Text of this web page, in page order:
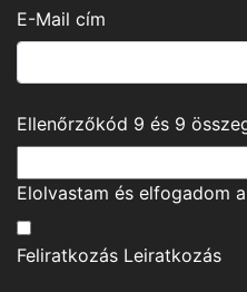
E-Mail cím
Ellenőrzőkód 9 és 9
Elolvastam és elfogadom
Feliratkozás Leiratkozás